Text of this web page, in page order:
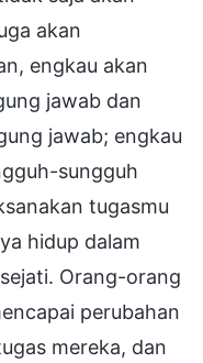
akan
engkau akan
jawab dan
jawab; engkau
sungguh
tugasmu
hidup dalam
Orang-orang
perubahan
mereka, dan